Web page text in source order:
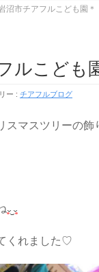
チアフルこども園＊
こども
ー : チアフルブログ
スマスツリーの飾
くれました♡